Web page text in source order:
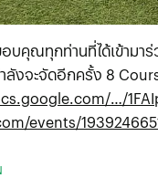
คุณทุกท่านที่ได้เข้ามาร่
ลังจะจัดอีกครั้ง 8
…/
events/